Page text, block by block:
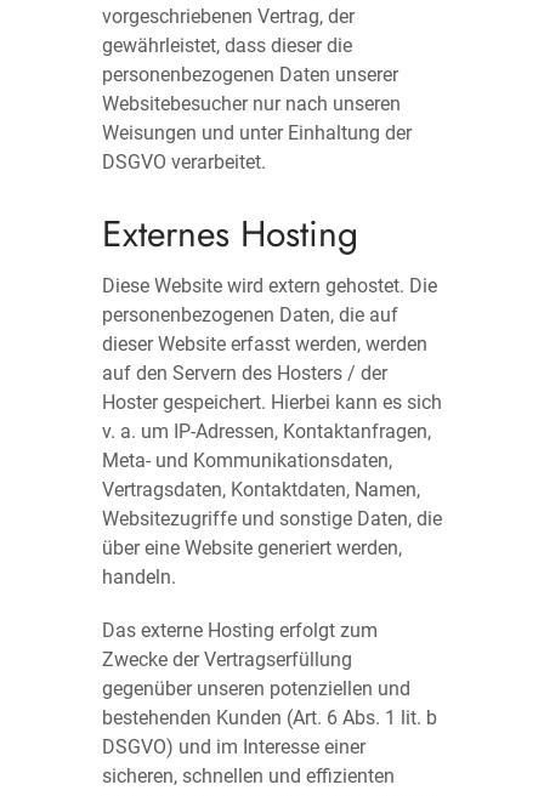
vorgeschriebenen Vertrag, der
gewährleistet, dass dieser die
personenbezogenen Daten unserer
Websitebesucher nur nach unseren
Weisungen und unter Einhaltung der
DSGVO verarbeitet.
Externes Hosting
Diese Website wird extern gehostet. Die
personenbezogenen Daten, die auf
dieser Website erfasst werden, werden
auf den Servern des Hosters / der
Hoster gespeichert. Hierbei kann es sich
v. a. um IP-Adressen, Kontaktanfragen,
Meta- und Kommunikationsdaten,
Vertragsdaten, Kontaktdaten, Namen,
Websitezugriffe und sonstige Daten, die
über eine Website generiert werden,
handeln.
Das externe Hosting erfolgt zum
Zwecke der Vertragserfüllung
gegenüber unseren potenziellen und
bestehenden Kunden (Art. 6 Abs. 1 lit. b
DSGVO) und im Interesse einer
sicheren, schnellen und effizienten